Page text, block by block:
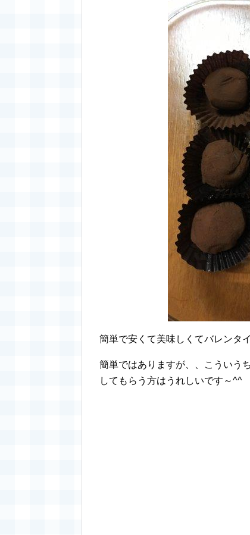
簡単で安くて美味しくてバレンタ
簡単ではありますが、、こういう
してもらう方はうれしいです～^^